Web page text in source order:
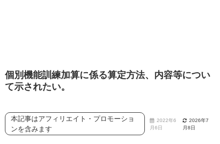
個別機能訓練加算に係る算定方法、内容等につい
て示されたい。
本記事はアフィリエイト・プロモーショ
ンを含みます
2022年6
月6日
2026年7
月8日